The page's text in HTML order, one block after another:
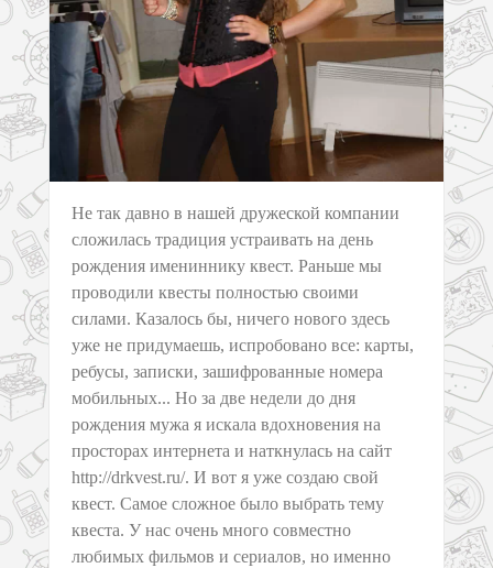
Не так давно в нашей дружеской компании
сложилась традиция устраивать на день
рождения имениннику квест. Раньше мы
проводили квесты полностью своими
силами. Казалось бы, ничего нового здесь
уже не придумаешь, испробовано все: карты,
ребусы, записки, зашифрованные номера
мобильных... Но за две недели до дня
рождения мужа я искала вдохновения на
просторах интернета и наткнулась на сайт
http://drkvest.ru/. И вот я уже создаю свой
квест. Самое сложное было выбрать тему
квеста. У нас очень много совместно
любимых фильмов и сериалов, но именно